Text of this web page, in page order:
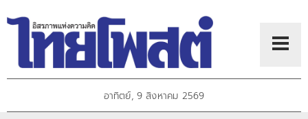
อาทิตย์, 9 สิงหาคม 2569